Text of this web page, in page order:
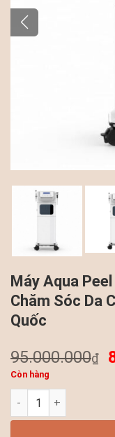
Máy Aqua
Chăm Sóc Da
Quốc
95.000.000₫
Còn hàng
Máy Aqua Peel